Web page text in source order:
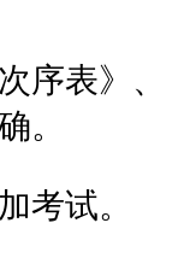
表》、
。
试。